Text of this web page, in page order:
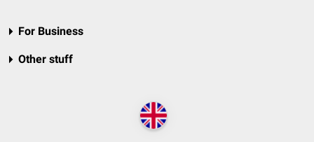
For Business
Other stuff